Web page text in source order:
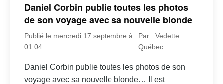
Daniel Corbin publie toutes les photos
de son voyage avec sa nouvelle blonde
Publié le mercredi 17 septembre à
01:04
Par : Vedette
Québec
Daniel Corbin publie toutes les photos de son
voyage avec sa nouvelle blonde… Il est